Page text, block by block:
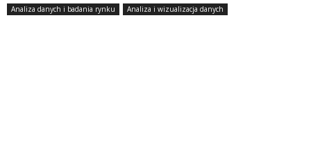
Analiza danych i badania rynku Analiza i wizualizacja danych